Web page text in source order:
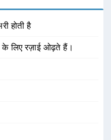
होती है
लिए रज़ाई ओढ़ते हैं।